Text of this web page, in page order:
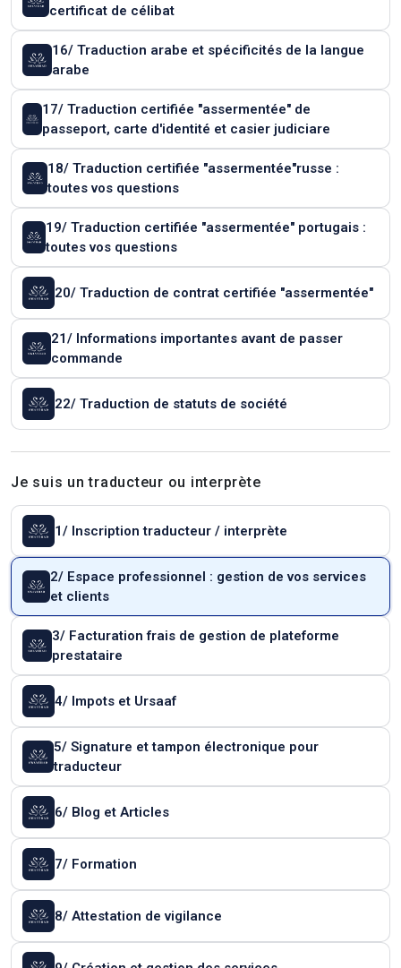
certificat de célibat
16/ Traduction arabe et spécificités de la langue
arabe
17/ Traduction certifiée "assermentée" de
passeport, carte d'identité et casier judiciare
18/ Traduction certifiée "assermentée"russe :
toutes vos questions
19/ Traduction certifiée "assermentée" portugais :
toutes vos questions
20/ Traduction de contrat certifiée "assermentée"
21/ Informations importantes avant de passer
commande
22/ Traduction de statuts de société
Je suis un traducteur ou interprète
1/ Inscription traducteur / interprète
2/ Espace professionnel : gestion de vos services
et clients
3/ Facturation frais de gestion de plateforme
prestataire
4/ Impots et Ursaaf
5/ Signature et tampon électronique pour
traducteur
6/ Blog et Articles
7/ Formation
8/ Attestation de vigilance